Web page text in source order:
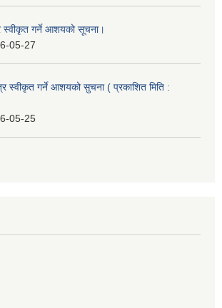
स्वीकृत गर्ने आशयको सूचना।
05-27
स्वीकृत गर्ने आशयको सुचना ( प्रकाशित मिति :
05-25